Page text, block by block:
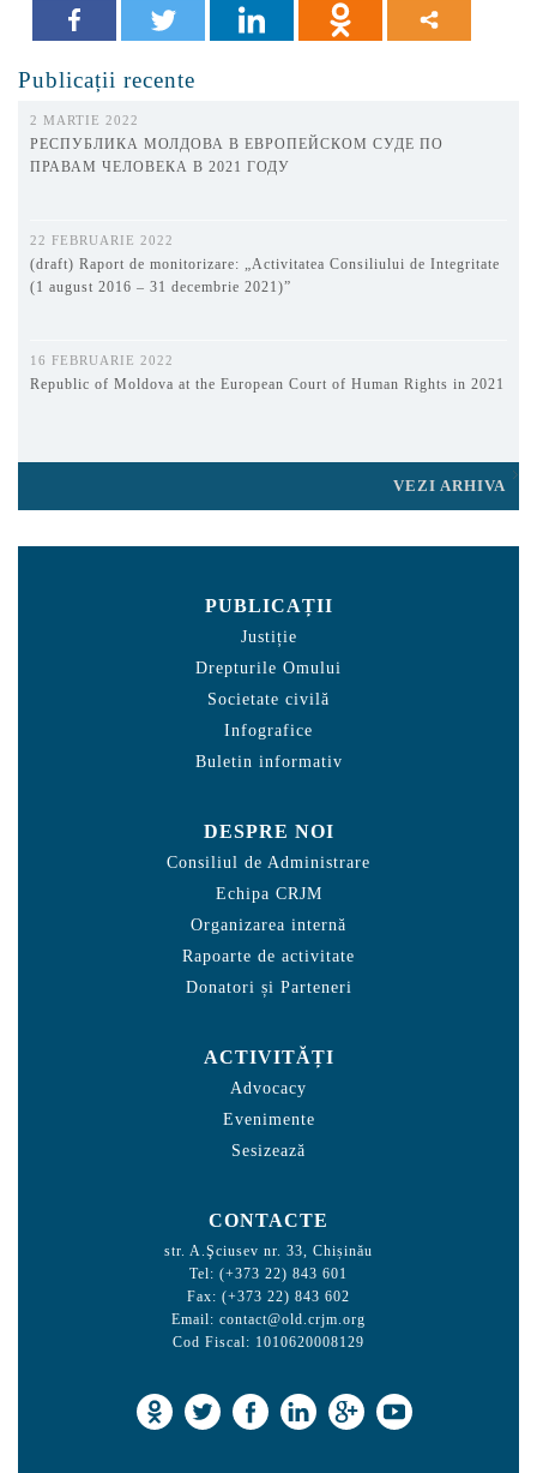
Publicații recente
2 MARTIE 2022
РЕСПУБЛИКА МОЛДОВА В ЕВРОПЕЙСКОМ СУДЕ ПО
ПРАВАМ ЧЕЛОВЕКА В 2021 ГОДУ
22 FEBRUARIE 2022
(draft) Raport de monitorizare: „Activitatea Consiliului de Integritate
(1 august 2016 – 31 decembrie 2021)”
16 FEBRUARIE 2022
Republic of Moldova at the European Court of Human Rights in 2021
VEZI ARHIVA
PUBLICAȚII
Justiție
Drepturile Omului
Societate civilă
Infografice
Buletin informativ
DESPRE NOI
Consiliul de Administrare
Echipa CRJM
Organizarea internă
Rapoarte de activitate
Donatori și Parteneri
ACTIVITĂȚI
Advocacy
Evenimente
Sesizează
CONTACTE
str. A.Şciusev nr. 33, Chișinău
Tel: (+373 22) 843 601
Fax: (+373 22) 843 602
Email: contact@old.crjm.org
Cod Fiscal: 1010620008129